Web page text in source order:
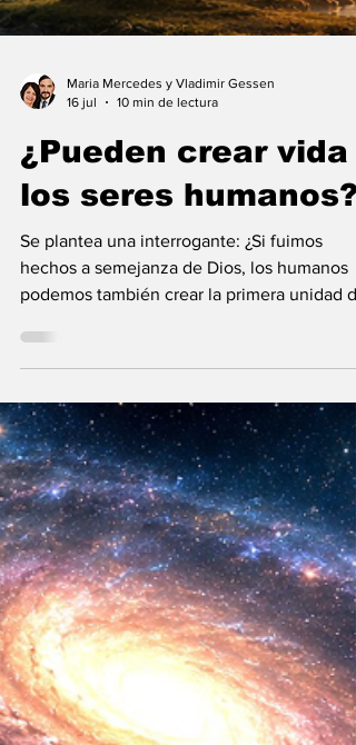
Maria Mercedes y Vladimir Gessen
10 min de lectura
¿Pueden crear vida
los seres humanos?
hechos a semejanza de Dios, los humanos
podemos también crear la primera unidad
la existencia?... “SpudCell”, una célula
sintética desarrollada en laboratorio abre
nueva era científica que desafía nuestras
ideas sobre la creación... ¿Podemos crear
biológica? Durante siglos creímos que la
mayor aspiración de la inteligencia humana
consistía en comprender la vida. Hoy
comienza a aparecer una posibilidad todavía
más desconcer